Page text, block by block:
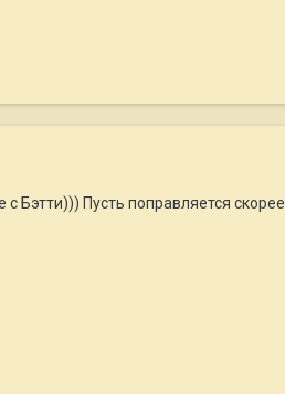
Бэтти))) Пусть поправляется